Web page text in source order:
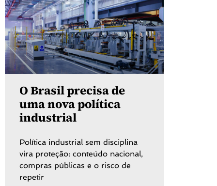
O Brasil precisa de
uma nova política
industrial
Política industrial sem disciplina
vira proteção: conteúdo nacional,
compras públicas e o risco de
repetir